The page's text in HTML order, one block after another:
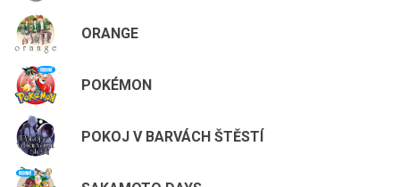
ORANGE
POKÉMON
POKOJ V BARVÁCH ŠTĚSTÍ